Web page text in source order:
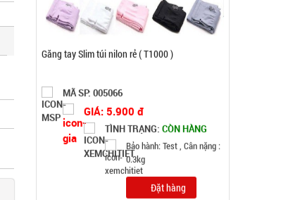
Máy phun sương xông tinh dầu tạo độ ẩm Vân
Gỗ Aroma
MÃ SP: 003021
GIÁ: 52.000 đ
TÌNH TRẠNG:
Bảo hành: Test, Cân nặng: